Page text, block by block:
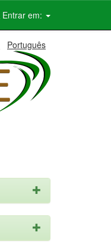
Entrar em:
Português